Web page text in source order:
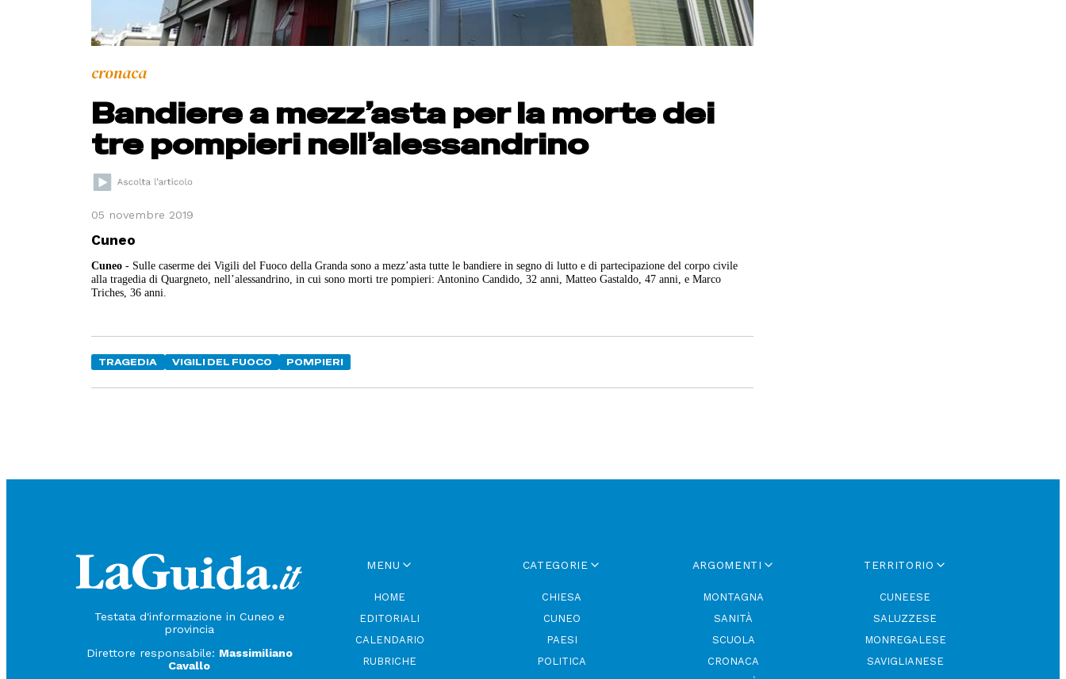
cronaca
Bandiere a mezz’asta per la morte dei
tre pompieri nell’alessandrino
05 novembre 2019
Cuneo
Cuneo - Sulle caserme dei Vigili del Fuoco della Granda sono a mezz’asta tutte le bandiere in segno di lutto e di partecipazione del corpo civile
alla tragedia di Quargneto, nell’alessandrino, in cui sono morti tre pompieri: Antonino Candido, 32 anni, Matteo Gastaldo, 47 anni, e Marco
Triches, 36 anni.
TRAGEDIA VIGILI DEL FUOCO POMPIERI
Testata d'informazione in Cuneo e
provincia
Direttore responsabile: Massimiliano
Cavallo
MENU
HOME
EDITORIALI
CALENDARIO
RUBRICHE
CATEGORIE
CHIESA
CUNEO
PAESI
POLITICA
ARGOMENTI
MONTAGNA
SANITÀ
SCUOLA
CRONACA
TERRITORIO
CUNEESE
SALUZZESE
MONREGALESE
SAVIGLIANESE